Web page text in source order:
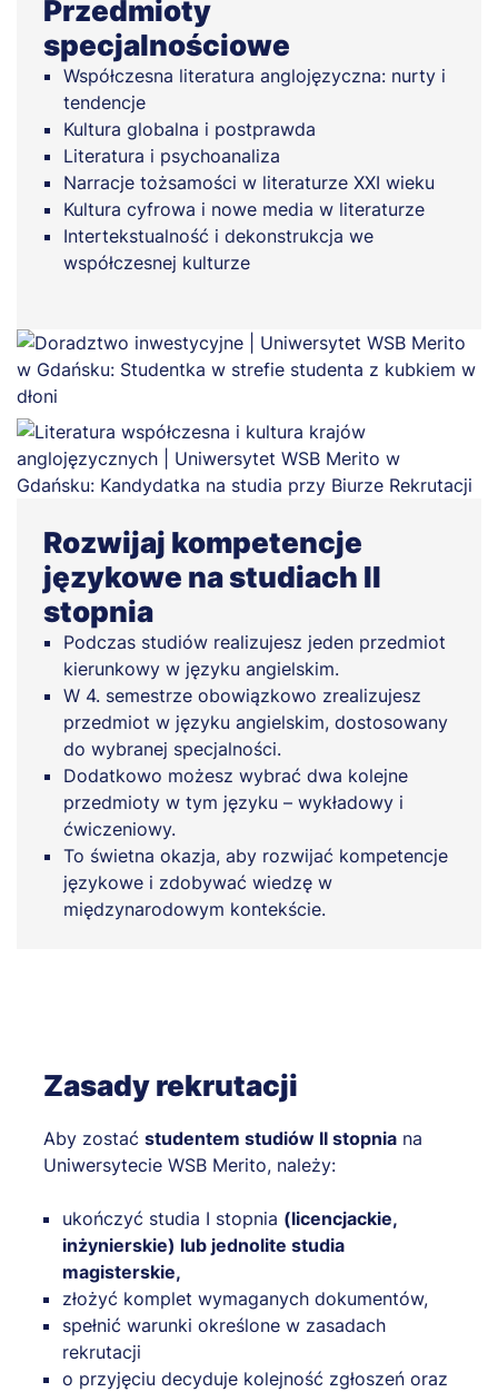
Przedmioty
specjalnościowe
Współczesna literatura anglojęzyczna: nurty i
tendencje
Kultura globalna i postprawda
Literatura i psychoanaliza
Narracje tożsamości w literaturze XXI wieku
Kultura cyfrowa i nowe media w literaturze
Intertekstualność i dekonstrukcja we
współczesnej kulturze
Rozwijaj kompetencje
językowe na studiach II
stopnia
Podczas studiów realizujesz jeden przedmiot
kierunkowy w języku angielskim.
W 4. semestrze obowiązkowo zrealizujesz
przedmiot w języku angielskim, dostosowany
do wybranej specjalności.
Dodatkowo możesz wybrać dwa kolejne
przedmioty w tym języku – wykładowy i
ćwiczeniowy.
To świetna okazja, aby rozwijać kompetencje
językowe i zdobywać wiedzę w
międzynarodowym kontekście.
Zasady rekrutacji
Aby zostać studentem studiów II stopnia na
Uniwersytecie WSB Merito, należy:
ukończyć studia I stopnia (licencjackie,
inżynierskie) lub jednolite studia
magisterskie,
złożyć komplet wymaganych dokumentów,
spełnić warunki określone w zasadach
rekrutacji
o przyjęciu decyduje kolejność zgłoszeń oraz